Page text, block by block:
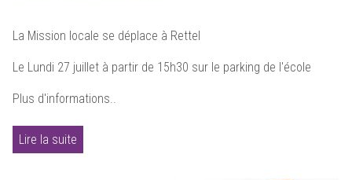
La Mission locale se déplace à Rettel
Le Lundi 27 juillet à partir de 15h30 sur le parking de l'école
Plus d'informations..
Lire la suite